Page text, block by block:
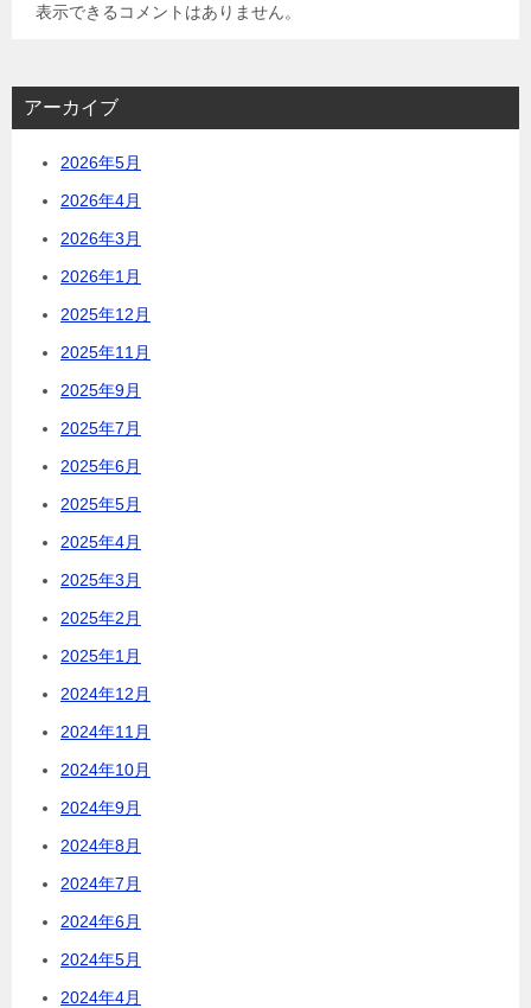
表示できるコメントはありません。
アーカイブ
2026年5月
2026年4月
2026年3月
2026年1月
2025年12月
2025年11月
2025年9月
2025年7月
2025年6月
2025年5月
2025年4月
2025年3月
2025年2月
2025年1月
2024年12月
2024年11月
2024年10月
2024年9月
2024年8月
2024年7月
2024年6月
2024年5月
2024年4月